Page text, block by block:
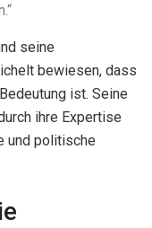
seine
bewiesen, dass
ist. Seine
ihre Expertise
und politische